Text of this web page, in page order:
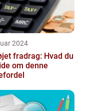
2024
fradrag: Hvad du
om denne